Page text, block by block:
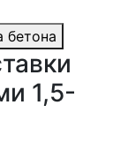
бетона
1,5-